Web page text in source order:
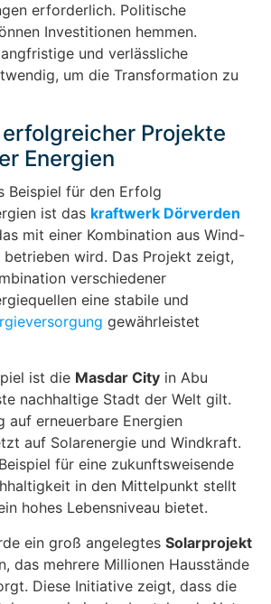
erforderlich. Politische
Investitionen hemmen.
und verlässliche
um die Transformation zu
Projekte
Energien
Beispiel für den Erfolg
ist das kraftwerk Dörverden
mit einer Kombination aus Wind-
betrieben wird. Das Projekt zeigt,
verschiedener
eine stabile und
gewährleistet
ist die Masdar City in Abu
nachhaltige Stadt der Welt gilt.
auf erneuerbare Energien
auf Solarenergie und Windkraft.
für eine zukunftsweisende
in den Mittelpunkt stellt
hohes Lebensniveau bietet.
ein groß angelegtes Solarprojekt
das mehrere Millionen Hausstände
Diese Initiative zeigt, dass die